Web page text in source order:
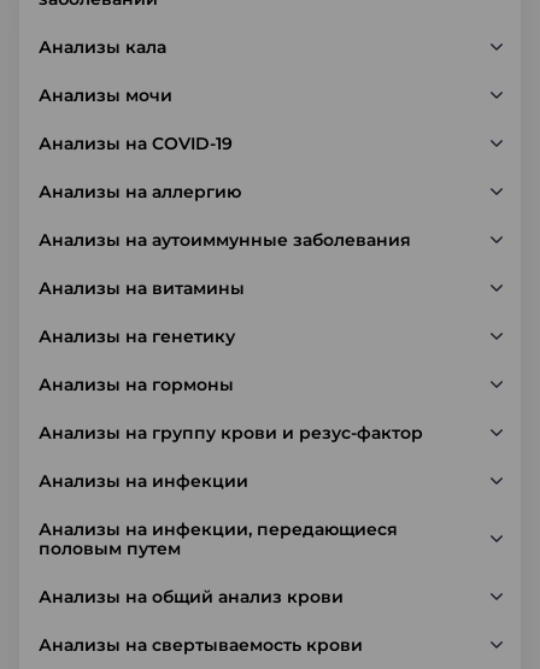
Анализы кала
Анализы мочи
Анализы на COVID-19
Анализы на аллергию
Анализы на аутоиммунные заболевания
Анализы на витамины
Анализы на генетику
Анализы на гормоны
Анализы на группу крови и резус-фактор
Анализы на инфекции
Анализы на инфекции, передающиеся
половым путем
Анализы на общий анализ крови
Анализы на свертываемость крови